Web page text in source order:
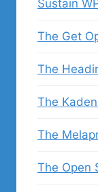
Sustain
The Get
The
The
The
The Open